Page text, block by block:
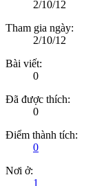
2/10/12
Tham gia ngày:
2/10/12
Bài viết:
0
Đã được thích:
0
Điểm thành tích:
0
Nơi ở:
1